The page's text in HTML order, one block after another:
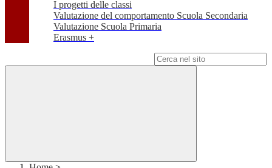
I progetti delle classi
Valutazione del comportamento Scuola Secondaria
Valutazione Scuola Primaria
Erasmus +